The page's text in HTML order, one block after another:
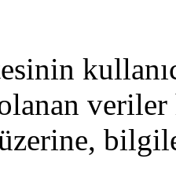
veriler
,